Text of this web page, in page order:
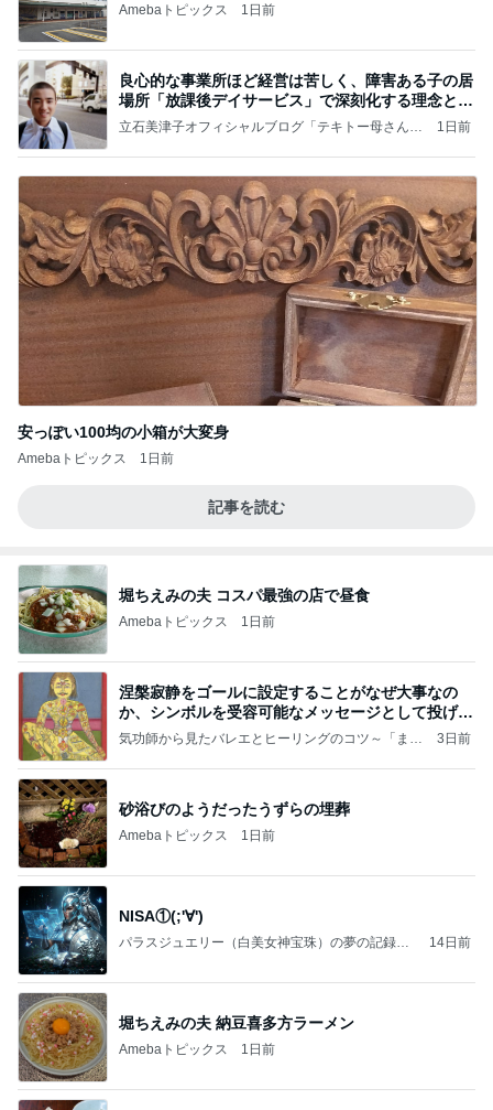
Amebaトピックス 1日前
良心的な事業所ほど経営は苦しく、障害ある子の居
場所「放課後デイサービス」で深刻化する理念と現
実の
立石美津子オフィシャルブログ「テキトー母さんの
1日前
安っぽい100均の小箱が大変身
Amebaトピックス 1日前
記事を読む
堀ちえみの夫 コスパ最強の店で昼食
Amebaトピックス 1日前
涅槃寂静をゴールに設定することがなぜ大事なの
か、シンボルを受容可能なメッセージとして投げる
ことが
気功師から見たバレエとヒーリングのコツ～「まと
3日前
砂浴びのようだったうずらの埋葬
Amebaトピックス 1日前
NISA①(;'∀')
パラスジュエリー（白美女神宝珠）の夢の記録
14日前
堀ちえみの夫 納豆喜多方ラーメン
Amebaトピックス 1日前